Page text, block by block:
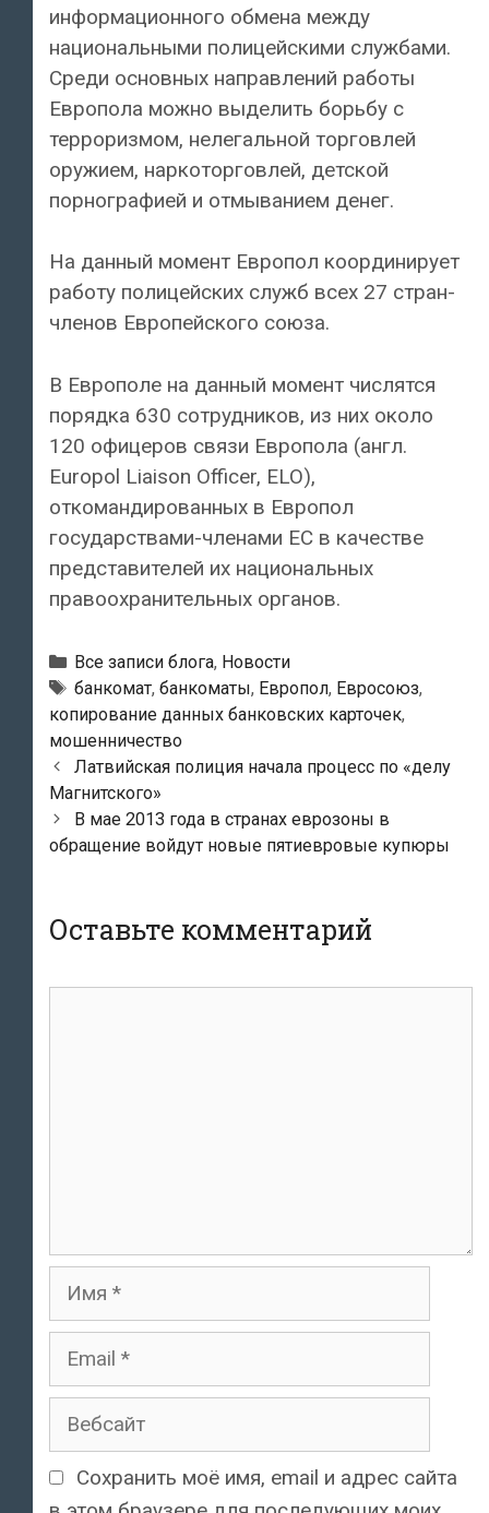
информационного обмена между
национальными полицейскими службами.
Среди основных направлений работы
Европола можно выделить борьбу с
терроризмом, нелегальной торговлей
оружием, наркоторговлей, детской
порнографией и отмыванием денег.
На данный момент Европол координирует
работу полицейских служб всех 27 стран-
членов Европейского союза.
В Европоле на данный момент числятся
порядка 630 сотрудников, из них около
120 офицеров связи Европола (англ.
Europol Liaison Officer, ELO),
откомандированных в Европол
государствами-членами ЕС в качестве
представителей их национальных
правоохранительных органов.
Рубрики
Все записи блога, Новости
Тэги
банкомат, банкоматы, Европол, Евросоюз,
копирование данных банковских карточек,
мошенничество
Навигация
по
записям
Латвийская полиция начала процесс по «делу
Магнитского»
В мае 2013 года в странах еврозоны в
обращение войдут новые пятиевровые купюры
Оставьте комментарий
Имя
Email
Вебсайт
Сохранить моё имя, email и адрес сайта